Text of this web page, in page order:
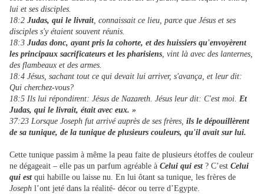
lui et ses disciples.
18:2 Judas, qui le livrait, connaissait ce lieu, parce que Jésus et ses
disciples s'y étaient souvent réunis.
18:3 Judas donc, ayant pris la cohorte, et des huissiers qu'envoyèrent
les principaux sacrificateurs et les pharisiens, vint là avec des lanternes,
des flambeaux et des armes.
18:4 Jésus, sachant tout ce qui devait lui arriver, s'avança, et leur dit:
Qui cherchez-vous?
18:5 Ils lui répondirent: Jésus de Nazareth. Jésus leur dit: C'est moi. Et
Judas, qui le livrait, était avec eux. »
37:23 Lorsque Joseph fut arrivé auprès de ses frères, ils le dépouillèrent
de sa tunique, de la tunique de plusieurs couleurs, qu'il avait sur lui.
Cette tunique passim à même la peau faite de plusieurs étoffes de couleur
ne dégageait – elle pas un parfum agréable à Celui qui est? C’est Celui
qui estqui habille ou laisse nu. En lui ôtant sa tunique, les frères de
Joseph l’ont jeté dans la réalité- décor ou terre d’Egypte.